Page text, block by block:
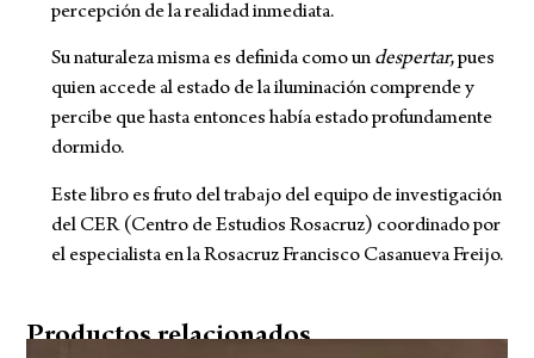
percepción de la realidad inmediata.
Su naturaleza misma es definida como un despertar, pues
quien accede al estado de la iluminación comprende y
percibe que hasta entonces había estado profundamente
dormido.
Este libro es fruto del trabajo del equipo de investigación
del CER (Centro de Estudios Rosacruz) coordinado por
el especialista en la Rosacruz Francisco Casanueva Freijo.
Productos relacionados